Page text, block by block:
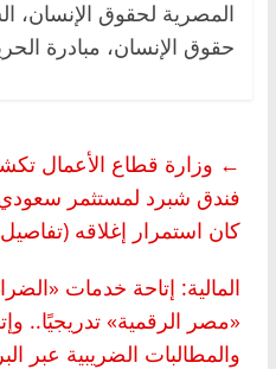
المصرية لحقوق الإنسان،
حقوق الإنسان، مبادرة
← وزارة قطاع الأعمال
فندق شبرد لمستثمر سعودي:
كان استمرار إغلاقه
المالية: إتاحة خدمات
«مصر الرقمية» تدريجيًا..
والمطالبات الضريبية عبر